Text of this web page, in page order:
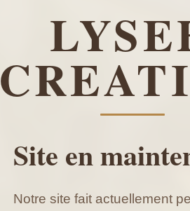
Site en
Notre site fait actuellement